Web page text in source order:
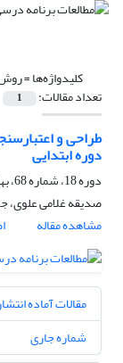
کلیدواژه‌ها =
تعداد مقالات: 1
طراحی و
دوره ابتدایی
دوره 18، شماره 68، بهار 1402، صفحه
صدیقه غلامی علوی،
مشاهده مقاله
مقالات آماده
شماره جاری